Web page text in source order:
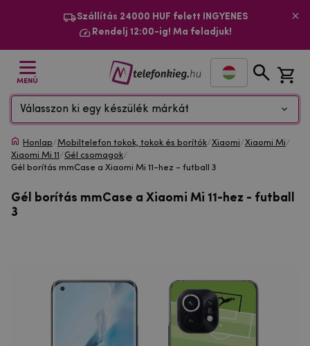
Szállítás 24000 HUF felett INGYENES
Rendelj 12:00-ig! Ma feladjuk!
MENÜ
Válasszon ki egy készülék márkát
Honlap/Mobiltelefon tokok, tokok és borítók/Xiaomi/Xiaomi Mi/
Xiaomi Mi 11/Gél csomagok/
Gél borítás mmCase a Xiaomi Mi 11-hez - futball 3
Gél borítás mmCase a Xiaomi Mi 11-hez - futball
3